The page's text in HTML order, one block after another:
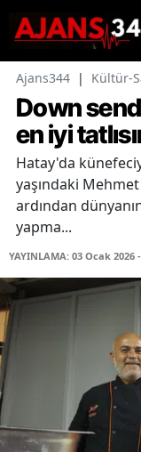
Ajans344 | Kültür-
Down
en iyi
Hatay'da
yaşındaki
ardından
yapma...
YAYINLAMA: 03 Ocak 2026